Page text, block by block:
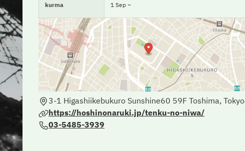
kurma 1 Sep ~
3-1 Higashiikebukuro Sunshine60 59F Toshima, Tokyo
https://hoshinonaruki.jp/tenku-no-niwa/
03-5485-3939